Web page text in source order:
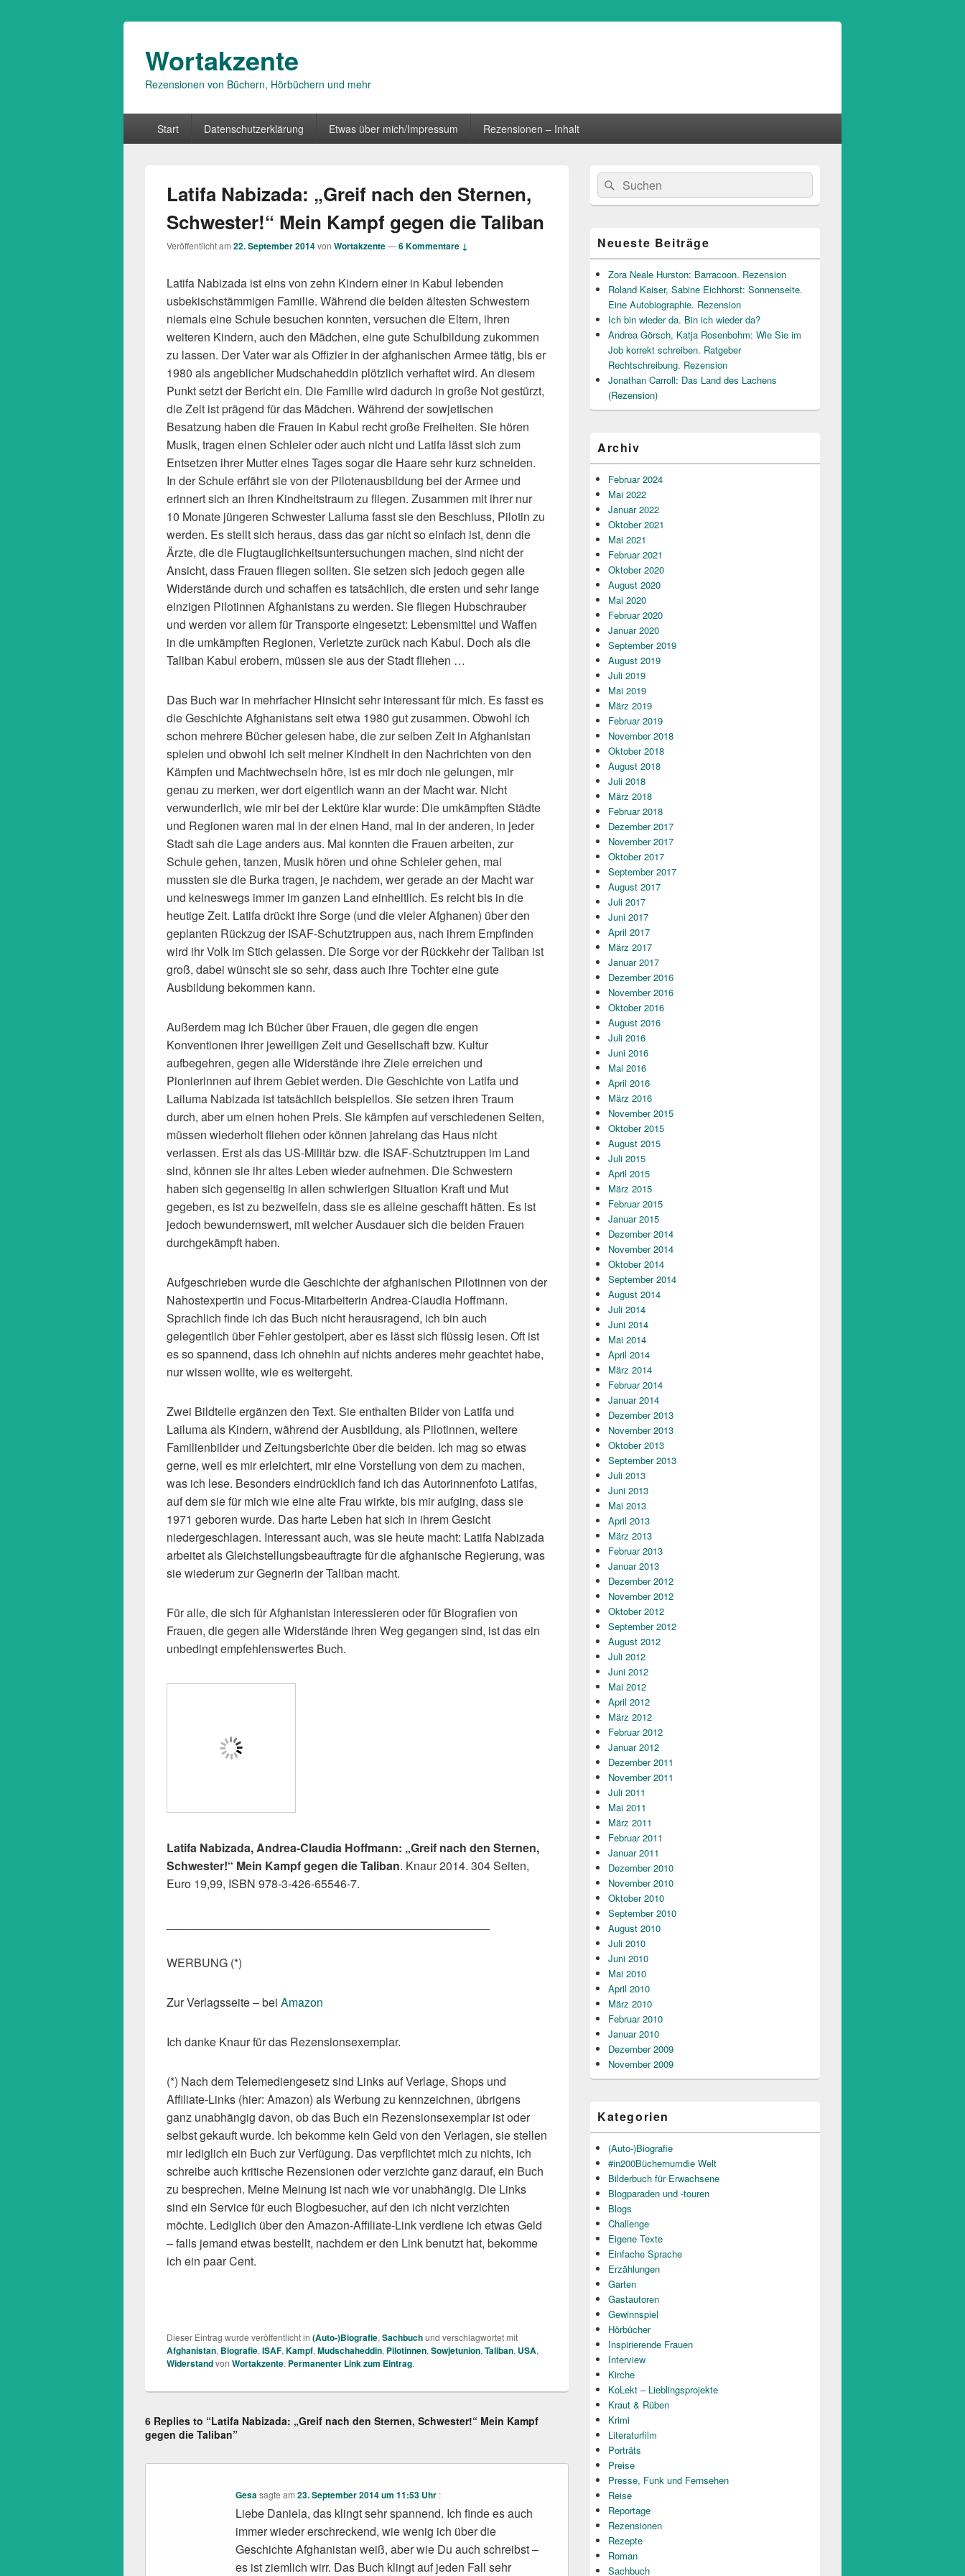
Wortakzente
Rezensionen von Büchern, Hörbüchern und mehr
Start Datenschutzerklärung Etwas über mich/Impressum Rezensionen – Inhalt
Latifa Nabizada: „Greif nach den Sternen,
Schwester!“ Mein Kampf gegen die Taliban
Veröffentlicht am 22. September 2014von Wortakzente—6 Kommentare ↓
Latifa Nabizada ist eins von zehn Kindern einer in Kabul lebenden
usbekischstämmigen Familie. Während die beiden ältesten Schwestern
niemals eine Schule besuchen konnten, versuchen die Eltern, ihren
weiteren Kindern, auch den Mädchen, eine gute Schulbildung zukommen
zu lassen. Der Vater war als Offizier in der afghanischen Armee tätig, bis er
1980 als angeblicher Mudschaheddin plötzlich verhaftet wird. An diesem
Punkt setzt der Bericht ein. Die Familie wird dadurch in große Not gestürzt,
die Zeit ist prägend für das Mädchen. Während der sowjetischen
Besatzung haben die Frauen in Kabul recht große Freiheiten. Sie hören
Musik, tragen einen Schleier oder auch nicht und Latifa lässt sich zum
Entsetzen ihrer Mutter eines Tages sogar die Haare sehr kurz schneiden.
In der Schule erfährt sie von der Pilotenausbildung bei der Armee und
erinnert sich an ihren Kindheitstraum zu fliegen. Zusammen mit ihrer nur
10 Monate jüngeren Schwester Lailuma fasst sie den Beschluss, Pilotin zu
werden. Es stellt sich heraus, dass das gar nicht so einfach ist, denn die
Ärzte, die die Flugtauglichkeitsuntersuchungen machen, sind nicht der
Ansicht, dass Frauen fliegen sollten. Sie setzen sich jedoch gegen alle
Widerstände durch und schaffen es tatsächlich, die ersten und sehr lange
einzigen Pilotinnen Afghanistans zu werden. Sie fliegen Hubschrauber
und werden vor allem für Transporte eingesetzt: Lebensmittel und Waffen
in die umkämpften Regionen, Verletzte zurück nach Kabul. Doch als die
Taliban Kabul erobern, müssen sie aus der Stadt fliehen …
Das Buch war in mehrfacher Hinsicht sehr interessant für mich. Es fasst es
die Geschichte Afghanistans seit etwa 1980 gut zusammen. Obwohl ich
schon mehrere Bücher gelesen habe, die zur selben Zeit in Afghanistan
spielen und obwohl ich seit meiner Kindheit in den Nachrichten von den
Kämpfen und Machtwechseln höre, ist es mir doch nie gelungen, mir
genau zu merken, wer dort eigentlich wann an der Macht war. Nicht
verwunderlich, wie mir bei der Lektüre klar wurde: Die umkämpften Städte
und Regionen waren mal in der einen Hand, mal in der anderen, in jeder
Stadt sah die Lage anders aus. Mal konnten die Frauen arbeiten, zur
Schule gehen, tanzen, Musik hören und ohne Schleier gehen, mal
mussten sie die Burka tragen, je nachdem, wer gerade an der Macht war
und keineswegs immer im ganzen Land einheitlich. Es reicht bis in die
heutige Zeit. Latifa drückt ihre Sorge (und die vieler Afghanen) über den
geplanten Rückzug der ISAF-Schutztruppen aus, nach ihrem Empfinden
wird ihr Volk im Stich gelassen. Die Sorge vor der Rückkehr der Taliban ist
groß, dabei wünscht sie so sehr, dass auch ihre Tochter eine gute
Ausbildung bekommen kann.
Außerdem mag ich Bücher über Frauen, die gegen die engen
Konventionen ihrer jeweiligen Zeit und Gesellschaft bzw. Kultur
aufbegehren, gegen alle Widerstände ihre Ziele erreichen und
Pionierinnen auf ihrem Gebiet werden. Die Geschichte von Latifa und
Lailuma Nabizada ist tatsächlich beispiellos. Sie setzen ihren Traum
durch, aber um einen hohen Preis. Sie kämpfen auf verschiedenen Seiten,
müssen wiederholt fliehen oder können jahrelang das Haus nicht
verlassen. Erst als das US-Militär bzw. die ISAF-Schutztruppen im Land
sind, können sie ihr altes Leben wieder aufnehmen. Die Schwestern
haben sich gegenseitig in allen schwierigen Situation Kraft und Mut
gegeben, es ist zu bezweifeln, dass sie es alleine geschafft hätten. Es ist
jedoch bewundernswert, mit welcher Ausdauer sich die beiden Frauen
durchgekämpft haben.
Aufgeschrieben wurde die Geschichte der afghanischen Pilotinnen von der
Nahostexpertin und Focus-Mitarbeiterin Andrea-Claudia Hoffmann.
Sprachlich finde ich das Buch nicht herausragend, ich bin auch
gelegentlich über Fehler gestolpert, aber es lässt sich flüssig lesen. Oft ist
es so spannend, dass ich ohnehin auf nichts anderes mehr geachtet habe,
nur wissen wollte, wie es weitergeht.
Zwei Bildteile ergänzen den Text. Sie enthalten Bilder von Latifa und
Lailuma als Kindern, während der Ausbildung, als Pilotinnen, weitere
Familienbilder und Zeitungsberichte über die beiden. Ich mag so etwas
gerne, weil es mir erleichtert, mir eine Vorstellung von dem zu machen,
was ich lese. Besonders eindrücklich fand ich das Autorinnenfoto Latifas,
auf dem sie für mich wie eine alte Frau wirkte, bis mir aufging, dass sie
1971 geboren wurde. Das harte Leben hat sich in ihrem Gesicht
niedergeschlagen. Interessant auch, was sie heute macht: Latifa Nabizada
arbeitet als Gleichstellungsbeauftragte für die afghanische Regierung, was
sie wiederum zur Gegnerin der Taliban macht.
Für alle, die sich für Afghanistan interessieren oder für Biografien von
Frauen, die gegen alle Widerstände ihren Weg gegangen sind, ist das ein
unbedingt empfehlenswertes Buch.
Latifa Nabizada, Andrea-Claudia Hoffmann: „Greif nach den Sternen,
Schwester!“ Mein Kampf gegen die Taliban. Knaur 2014. 304 Seiten,
Euro 19,99, ISBN 978-3-426-65546-7.
WERBUNG (*)
Zur Verlagsseite – bei Amazon
Ich danke Knaur für das Rezensionsexemplar.
(*) Nach dem Telemediengesetz sind Links auf Verlage, Shops und
Affiliate-Links (hier: Amazon) als Werbung zu kennzeichnen, übrigens
ganz unabhängig davon, ob das Buch ein Rezensionsexemplar ist oder
selbst gekauft wurde. Ich bekomme kein Geld von den Verlagen, sie stellen
mir lediglich ein Buch zur Verfügung. Das verpflichtet mich zu nichts, ich
schreibe auch kritische Rezensionen oder verzichte ganz darauf, ein Buch
zu besprechen. Meine Meinung ist nach wie vor unabhängig. Die Links
sind ein Service für euch Blogbesucher, auf den ich nicht verzichten
möchte. Lediglich über den Amazon-Affiliate-Link verdiene ich etwas Geld
– falls jemand etwas bestellt, nachdem er den Link benutzt hat, bekomme
ich ein paar Cent.
Dieser Eintrag wurde veröffentlicht in (Auto-)Biografie, Sachbuchund verschlagwortet mit
Afghanistan, Biografie, ISAF, Kampf, Mudschaheddin, Pilotinnen, Sowjetunion, Taliban, USA,
Widerstandvon Wortakzente. Permanenter Link zum Eintrag.
6 Replies to “Latifa Nabizada: „Greif nach den Sternen, Schwester!“ Mein Kampf
gegen die Taliban”
Gesasagte am23. September 2014 um 11:53 Uhr :
Liebe Daniela, das klingt sehr spannend. Ich finde es auch
immer wieder erschreckend, wie wenig ich über die
Geschichte Afghanistan weiß, aber wie Du auch schreibst –
es ist ziemlich wirr. Das Buch klingt auf jeden Fall sehr
Primärer
Seitenleisten
Widget-
Bereich
Suche
nach:
Suchen
Neueste Beiträge
Zora Neale Hurston: Barracoon. Rezension
Roland Kaiser, Sabine Eichhorst: Sonnenseite.
Eine Autobiographie. Rezension
Ich bin wieder da. Bin ich wieder da?
Andrea Görsch, Katja Rosenbohm: Wie Sie im
Job korrekt schreiben. Ratgeber
Rechtschreibung. Rezension
Jonathan Carroll: Das Land des Lachens
(Rezension)
Archiv
Februar 2024
Mai 2022
Januar 2022
Oktober 2021
Mai 2021
Februar 2021
Oktober 2020
August 2020
Mai 2020
Februar 2020
Januar 2020
September 2019
August 2019
Juli 2019
Mai 2019
März 2019
Februar 2019
November 2018
Oktober 2018
August 2018
Juli 2018
März 2018
Februar 2018
Dezember 2017
November 2017
Oktober 2017
September 2017
August 2017
Juli 2017
Juni 2017
April 2017
März 2017
Januar 2017
Dezember 2016
November 2016
Oktober 2016
August 2016
Juli 2016
Juni 2016
Mai 2016
April 2016
März 2016
November 2015
Oktober 2015
August 2015
Juli 2015
April 2015
März 2015
Februar 2015
Januar 2015
Dezember 2014
November 2014
Oktober 2014
September 2014
August 2014
Juli 2014
Juni 2014
Mai 2014
April 2014
März 2014
Februar 2014
Januar 2014
Dezember 2013
November 2013
Oktober 2013
September 2013
Juli 2013
Juni 2013
Mai 2013
April 2013
März 2013
Februar 2013
Januar 2013
Dezember 2012
November 2012
Oktober 2012
September 2012
August 2012
Juli 2012
Juni 2012
Mai 2012
April 2012
März 2012
Februar 2012
Januar 2012
Dezember 2011
November 2011
Juli 2011
Mai 2011
März 2011
Februar 2011
Januar 2011
Dezember 2010
November 2010
Oktober 2010
September 2010
August 2010
Juli 2010
Juni 2010
Mai 2010
April 2010
März 2010
Februar 2010
Januar 2010
Dezember 2009
November 2009
Kategorien
(Auto-)Biografie
#in200Büchernumdie Welt
Bilderbuch für Erwachsene
Blogparaden und -touren
Blogs
Challenge
Eigene Texte
Einfache Sprache
Erzählungen
Garten
Gastautoren
Gewinnspiel
Hörbücher
Inspirierende Frauen
Interview
Kirche
KoLekt – Lieblingsprojekte
Kraut & Rüben
Krimi
Literaturfilm
Porträts
Preise
Presse, Funk und Fernsehen
Reise
Reportage
Rezensionen
Rezepte
Roman
Sachbuch